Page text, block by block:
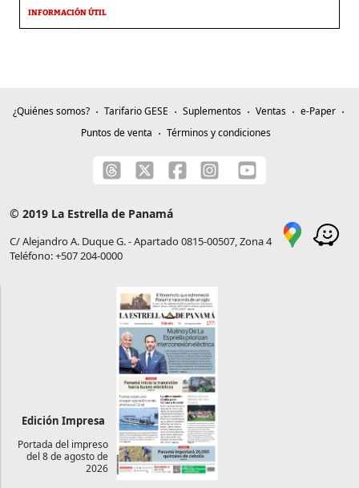
INFORMACIÓN ÚTIL
¿Quiénes somos? Tarifario GESE Suplementos Ventas
e-Paper
Puntos de venta
Términos y condiciones
© 2019 La Estrella de Panamá
C/ Alejandro A. Duque G. - Apartado 0815-00507, Zona 4
Teléfono: +507 204-0000
Edición Impresa
Portada del impreso
del 8 de agosto de
2026